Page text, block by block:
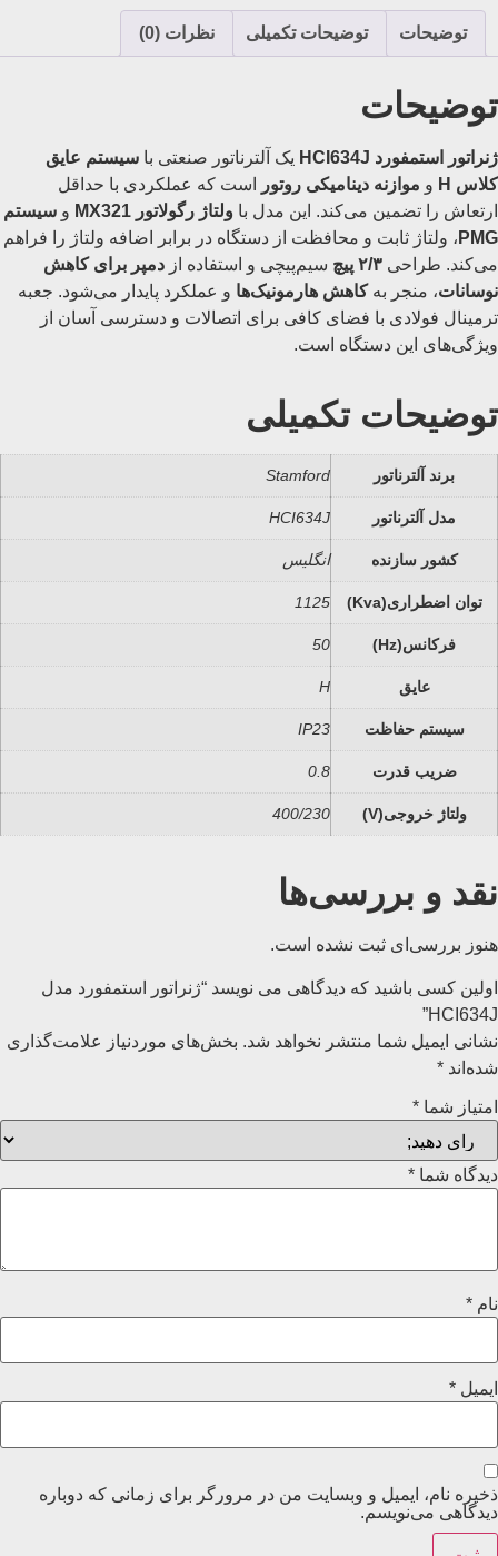
توضیحات توضیحات تکمیلی نظرات (0)
توضیحات
ژنراتور استمفورد HCI634J یک آلترناتور صنعتی با سیستم عایق
کلاس H
و موازنه دینامیکی روتور
است که عملکردی با حداقل
ارتعاش را تضمین می‌کند. این مدل با ولتاژ رگولاتور MX321 و سیستم
PMG ، ولتاژ ثابت و محافظت از دستگاه در برابر اضافه ولتاژ را فراهم
می‌کند. طراحی ۲/۳ پیچ سیم‌پیچی و استفاده از دمپر برای کاهش
نوسانات، منجر بهکاهش هارمونیک‌ها و عملکرد پایدار می‌شود. جعبه
ترمینال فولادی با فضای کافی برای اتصالات و دسترسی آسان از
ویژگی‌های این دستگاه است.
توضیحات تکمیلی
برند آلترناتور Stamford
مدل آلترناتور HCI634J
کشور سازنده انگلیس
توان اضطراری(Kva) 1125
فرکانس(Hz) 50
عایق H
سیستم حفاظت IP23
ضریب قدرت 0.8
ولتاژ خروجی(V) 400/230
نقد و بررسی‌ها
هنوز بررسی‌ای ثبت نشده است.
اولین کسی باشید که دیدگاهی می نویسد “ژنراتور استمفورد مدل
HCI634J”
نشانی ایمیل شما منتشر نخواهد شد. بخش‌های موردنیاز علامت‌گذاری
شده‌اند *
امتیاز شما *
دیدگاه شما *
نام *
ایمیل *
ذخیره نام، ایمیل و وبسایت من در مرورگر برای زمانی که دوباره
دیدگاهی می‌نویسم.